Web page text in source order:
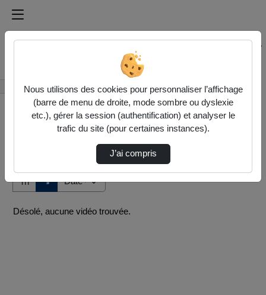
Médiathèque de l'université Paris
Rechercher un média sur Médiathèque de l'université
Accueil Vidéos
Tri ↘
Désolé, aucune vidéo trouvée.
Nous utilisons des cookies pour personnaliser l’affichage
(barre de menu de droite, mode sombre ou dyslexie
etc.), gérer la session (authentification) et analyser le
trafic du site (pour certaines instances).
J’ai compris